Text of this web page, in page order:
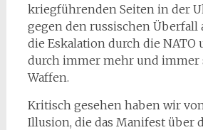
kriegführenden Seiten in der
gegen den russischen Überfall
die Eskalation durch die NATO
durch immer mehr und immer
Waffen.
Kritisch gesehen haben wir
Illusion, die das Manifest über